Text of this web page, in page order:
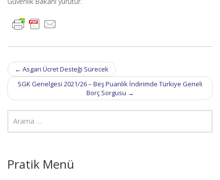
Post
navigation
← Asgari Ücret Desteği Sürecek
SGK Genelgesi 2021/26 – Beş Puanlık İndirimde Türkiye Geneli
Borç Sorgusu →
Pratik Menü